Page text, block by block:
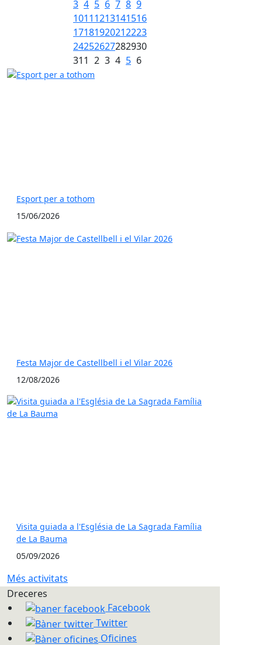
3 4 5 6 7 8 9
10111213141516
17181920212223
24252627282930
311 2 3 4 5 6
Esport per a tothom
15/06/2026
Festa Major de Castellbell i el Vilar 2026
12/08/2026
Visita guiada a l'Església de La Sagrada Família
de La Bauma
05/09/2026
Més activitats
Dreceres
Facebook
Twitter
Oficines